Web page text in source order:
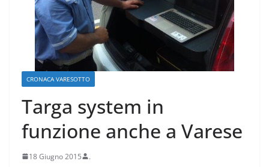
CRONACA VARESOTTO
Targa system in
funzione anche a Varese
18 Giugno 2015 .